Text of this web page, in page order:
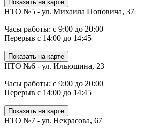
Показать на карте
НТО №5 - ул. Михаила Поповича, 37
Часы работы: с 9:00 до 20:00
Перерыв с 14:00 до 14:45
Показать на карте
НТО №6 - ул. Ильюшина, 23
Часы работы: с 9:00 до 20:00
Перерыв с 14:00 до 14:45
Показать на карте
НТО №7 - ул. Некрасова, 67